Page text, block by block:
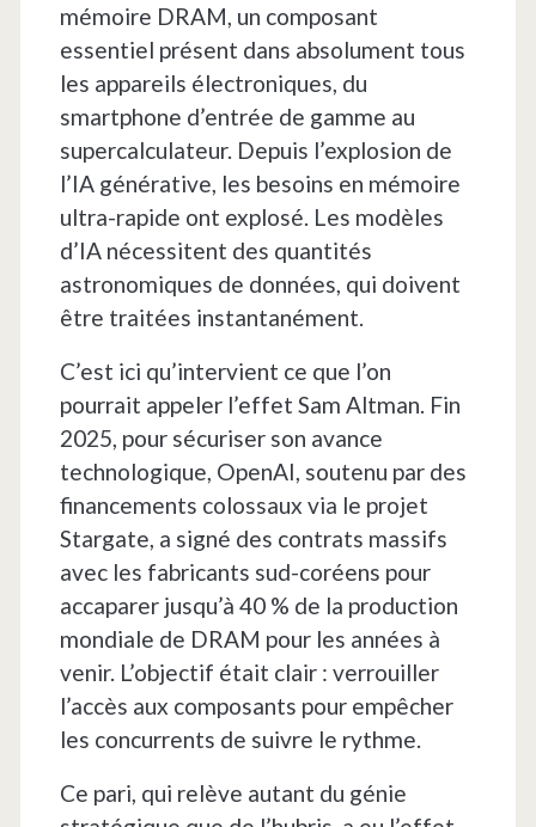
mémoire DRAM, un composant
essentiel présent dans absolument tous
les appareils électroniques, du
smartphone d’entrée de gamme au
supercalculateur. Depuis l’explosion de
l’IA générative, les besoins en mémoire
ultra-rapide ont explosé. Les modèles
d’IA nécessitent des quantités
astronomiques de données, qui doivent
être traitées instantanément.
C’est ici qu’intervient ce que l’on
pourrait appeler l’effet Sam Altman. Fin
2025, pour sécuriser son avance
technologique, OpenAI, soutenu par des
financements colossaux via le projet
Stargate, a signé des contrats massifs
avec les fabricants sud-coréens pour
accaparer jusqu’à 40 % de la production
mondiale de DRAM pour les années à
venir. L’objectif était clair : verrouiller
l’accès aux composants pour empêcher
les concurrents de suivre le rythme.
Ce pari, qui relève autant du génie